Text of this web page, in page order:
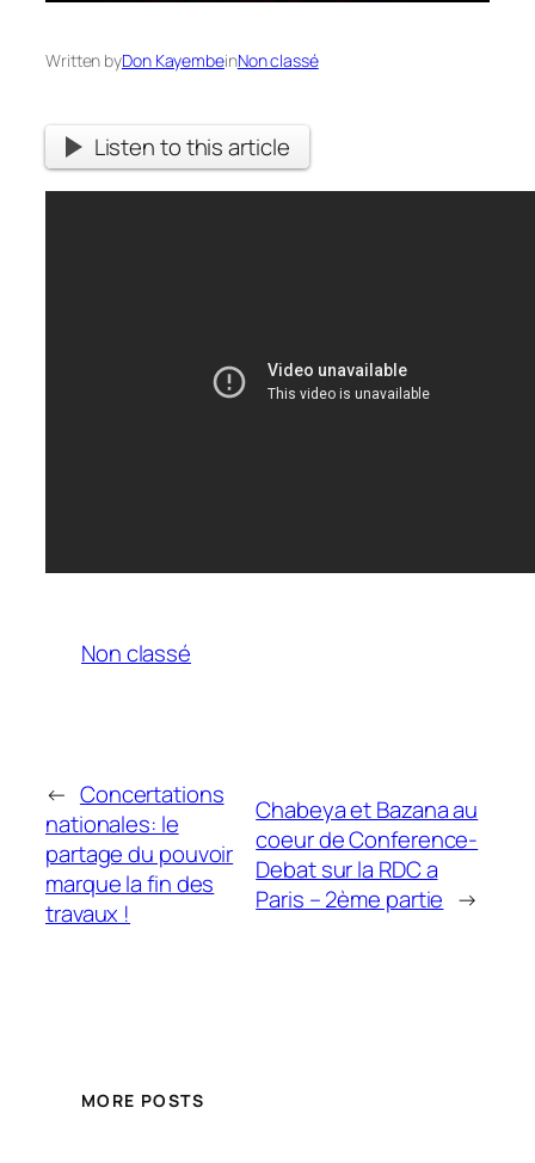
Written byDon KayembeinNon classé
Listen to this article
Non classé
← Concertations
nationales: le
partage du pouvoir
marque la fin des
travaux !
Chabeya et Bazana au
coeur de Conference-
Debat sur la RDC a
Paris – 2ème partie →
MORE POSTS